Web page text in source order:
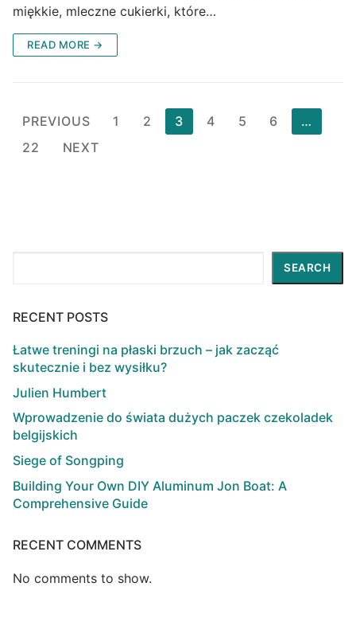
miękkie, mleczne cukierki, które…
READ MORE →
Posts
pagination
PREVIOUS 1 2 3 4 5 6
…
22
NEXT
SEARCH
RECENT POSTS
Łatwe treningi na płaski brzuch – jak zacząć
skutecznie i bez wysiłku?
Julien Humbert
Wprowadzenie do świata dużych paczek czekoladek
belgijskich
Siege of Songping
Building Your Own DIY Aluminum Jon Boat: A
Comprehensive Guide
RECENT COMMENTS
No comments to show.